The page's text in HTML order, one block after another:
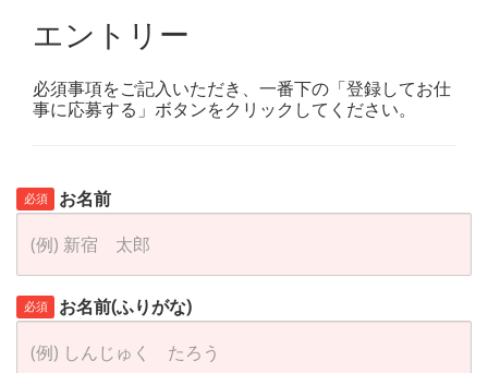
エントリー
必須事項をご記入いただき、一番下の「登録してお仕
事に応募する」ボタンをクリックしてください。
必須 お名前
必須 お名前(ふりがな)